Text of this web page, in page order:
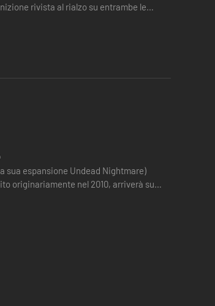
rivista al rialzo su entrambe le
sua espansione Undead Nightmare)
originariamente nel 2010, arriverà su